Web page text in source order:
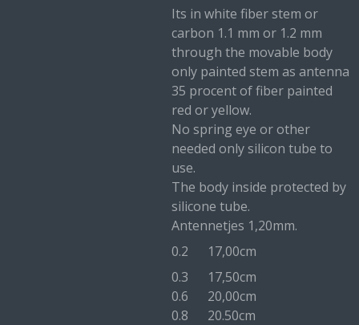
Its in white fiber stem or
carbon 1.1 mm or 1.2 mm
through the movable body
only painted stem as antenna
35 procent of fiber painted
red or yellow.
No spring eye or other
needed only silicon tube to
use.
The body inside protected by
silicone tube.
Antennetjes 1,20mm.
0.2 17,00cm
0.3 17,50cm
0.6 20,00cm
0.8 20.50cm